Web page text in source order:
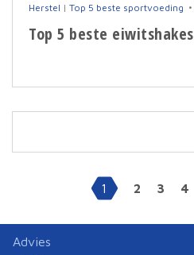
Herstel | Top 5 beste sportvoeding
Top 5 beste eiwitshakes
1 2 3 4
Advies